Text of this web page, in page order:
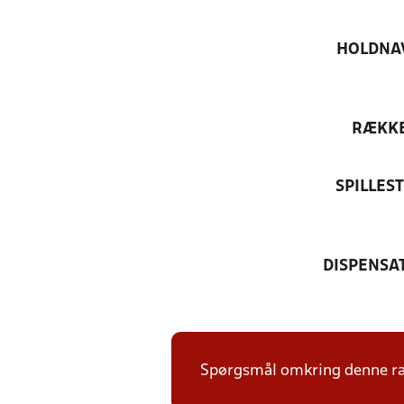
Spørgsmål omkring denne